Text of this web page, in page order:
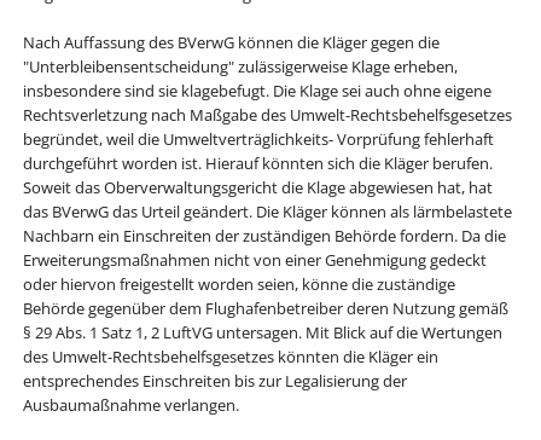
Nach Auffassung des BVerwG können die Kläger gegen die
"Unterbleibensentscheidung" zulässigerweise Klage erheben,
insbesondere sind sie klagebefugt. Die Klage sei auch ohne eigene
Rechtsverletzung nach Maßgabe des Umwelt-Rechtsbehelfsgesetzes
begründet, weil die Umweltverträglichkeits- Vorprüfung fehlerhaft
durchgeführt worden ist. Hierauf könnten sich die Kläger berufen.
Soweit das Oberverwaltungsgericht die Klage abgewiesen hat, hat
das BVerwG das Urteil geändert. Die Kläger können als lärmbelastete
Nachbarn ein Einschreiten der zuständigen Behörde fordern. Da die
Erweiterungsmaßnahmen nicht von einer Genehmigung gedeckt
oder hiervon freigestellt worden seien, könne die zuständige
Behörde gegenüber dem Flughafenbetreiber deren Nutzung gemäß
§ 29 Abs. 1 Satz 1, 2 LuftVG untersagen. Mit Blick auf die Wertungen
des Umwelt-Rechtsbehelfsgesetzes könnten die Kläger ein
entsprechendes Einschreiten bis zur Legalisierung der
Ausbaumaßnahme verlangen.